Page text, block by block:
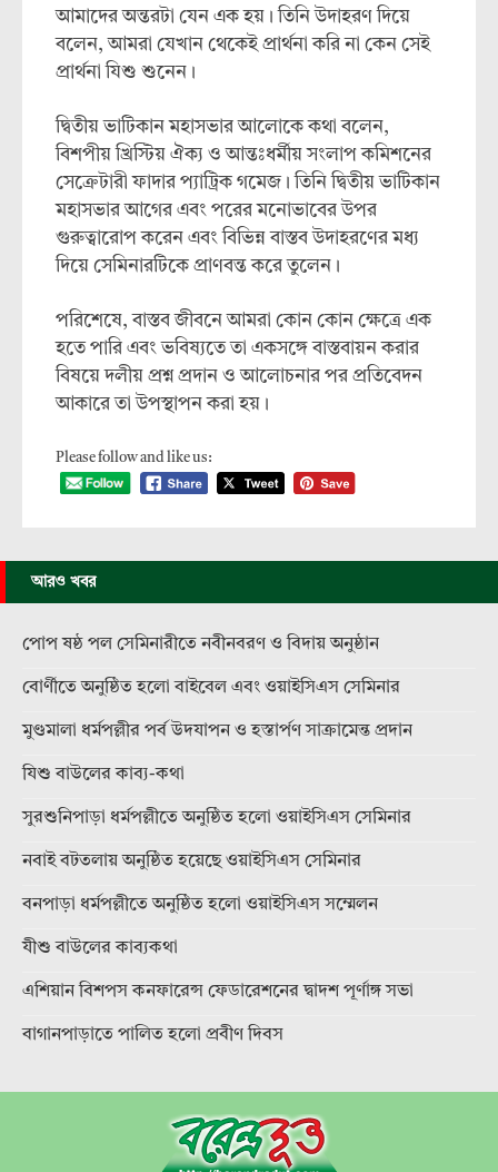
আমাদের অন্তরটা যেন এক হয়। তিনি উদাহরণ দিয়ে
বলেন, আমরা যেখান থেকেই প্রার্থনা করি না কেন সেই
প্রার্থনা যিশু শুনেন।
দ্বিতীয় ভাটিকান মহাসভার আলোকে কথা বলেন,
বিশপীয় খ্রিস্টিয় ঐক্য ও আন্তঃধর্মীয় সংলাপ কমিশনের
সেক্রেটারী ফাদার প্যাট্রিক গমেজ। তিনি দ্বিতীয় ভাটিকান
মহাসভার আগের এবং পরের মনোভাবের উপর
গুরুত্বারোপ করেন এবং বিভিন্ন বাস্তব উদাহরণের মধ্য
দিয়ে সেমিনারটিকে প্রাণবন্ত করে তুলেন।
পরিশেষে, বাস্তব জীবনে আমরা কোন কোন ক্ষেত্রে এক
হতে পারি এবং ভবিষ্যতে তা একসঙ্গে বাস্তবায়ন করার
বিষয়ে দলীয় প্রশ্ন প্রদান ও আলোচনার পর প্রতিবেদন
আকারে তা উপস্থাপন করা হয়।
Please follow and like us:
আরও খবর
পোপ ষষ্ঠ পল সেমিনারীতে নবীনবরণ ও বিদায় অনুষ্ঠান
বোর্ণীতে অনুষ্ঠিত হলো বাইবেল এবং ওয়াইসিএস সেমিনার
মুণ্ডমালা ধর্মপল্লীর পর্ব উদযাপন ও হস্তার্পণ সাক্রামেন্ত প্রদান
যিশু বাউলের কাব্য-কথা
সুরশুনিপাড়া ধর্মপল্লীতে অনুষ্ঠিত হলো ওয়াইসিএস সেমিনার
নবাই বটতলায় অনুষ্ঠিত হয়েছে ওয়াইসিএস সেমিনার
বনপাড়া ধর্মপল্লীতে অনুষ্ঠিত হলো ওয়াইসিএস সম্মেলন
যীশু বাউলের কাব্যকথা
এশিয়ান বিশপস কনফারেন্স ফেডারেশনের দ্বাদশ পূর্ণাঙ্গ সভা
বাগানপাড়াতে পালিত হলো প্রবীণ দিবস